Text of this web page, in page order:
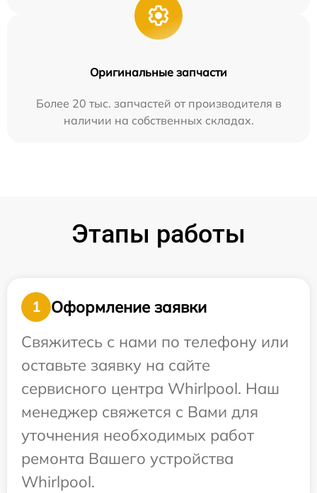
Оригинальные запчасти
Более 20 тыс. запчастей от производителя в
наличии на собственных складах.
Этапы работы
1
Оформление заявки
Свяжитесь с нами по телефону или
оставьте заявку на сайте
сервисного центра Whirlpool. Наш
менеджер свяжется с Вами для
уточнения необходимых работ
ремонта Вашего устройства
Whirlpool.